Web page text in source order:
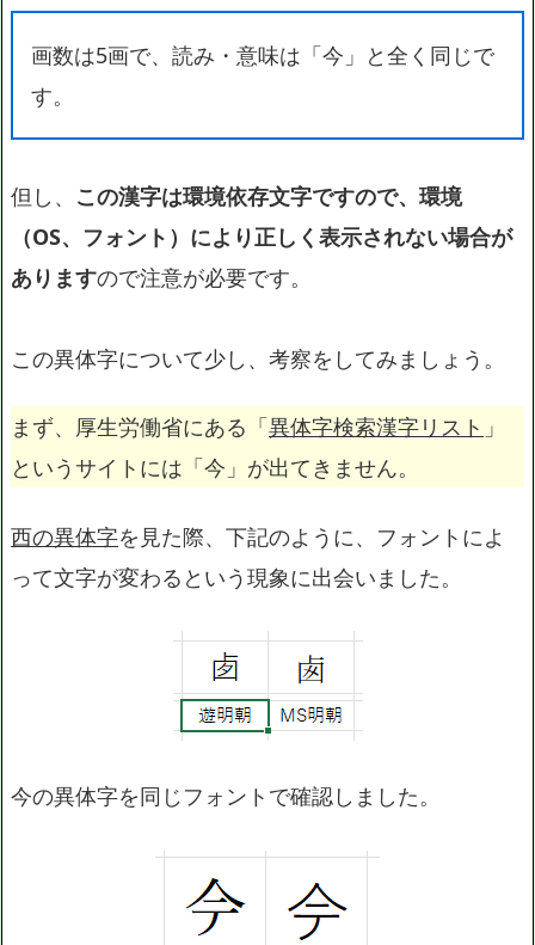
画数は5画で、読み・意味は「今」と全く同じで
す。
但し、 この漢字は環境依存文字ですので、環境
（OS、フォント）により正しく表示されない場合が
ありますので注意が必要です。
この異体字について少し、考察をしてみましょう。
まず、厚生労働省にある「異体字検索漢字リスト 」
というサイトには「今」が出てきません。
西の異体字を見た際、下記のように、フォントによ
って文字が変わるという現象に出会いました。
今の異体字を同じフォントで確認しました。